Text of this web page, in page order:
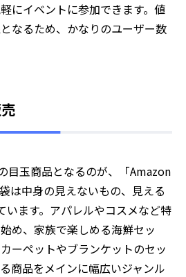
にイベントに参加できます。値
なるため、かなりのユーザー数
目玉商品となるのが、「Amazon
は中身の見えないもの、見える
います。アパレルやコスメなど特
め、家族で楽しめる海鮮セッ
ーペットやブランケットのセッ
商品をメインに幅広いジャンル